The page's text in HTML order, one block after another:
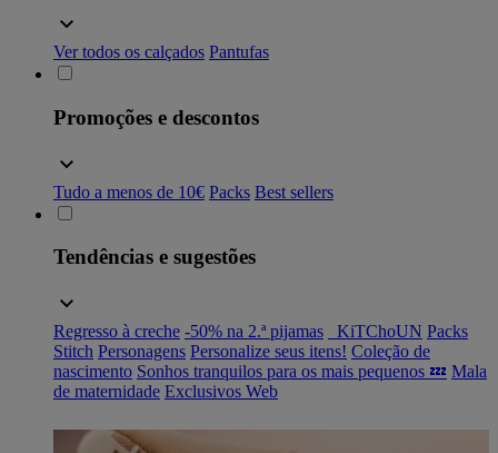
Ver todos os calçados Pantufas
Promoções e descontos
Tudo a menos de 10€ Packs Best sellers
Tendências e sugestões
Regresso à creche -50% na 2.ª pijamas _KiTChoUN Packs
Stitch Personagens Personalize seus itens! Coleção de
nascimento Sonhos tranquilos para os mais pequenos 💤 Mala
de maternidade Exclusivos Web